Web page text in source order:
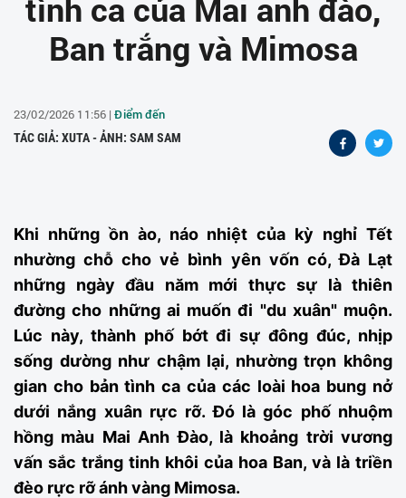
tình ca của Mai anh đào,
Ban trắng và Mimosa
23/02/2026 11:56 |Điểm đến
TÁC GIẢ: XUTA - ẢNH: SAM SAM
Khi những ồn ào, náo nhiệt của kỳ nghỉ Tết
nhường chỗ cho vẻ bình yên vốn có, Đà Lạt
những ngày đầu năm mới thực sự là thiên
đường cho những ai muốn đi "du xuân" muộn.
Lúc này, thành phố bớt đi sự đông đúc, nhịp
sống dường như chậm lại, nhường trọn không
gian cho bản tình ca của các loài hoa bung nở
dưới nắng xuân rực rỡ. Đó là góc phố nhuộm
hồng màu Mai Anh Đào, là khoảng trời vương
vấn sắc trắng tinh khôi của hoa Ban, và là triền
đèo rực rỡ ánh vàng Mimosa.